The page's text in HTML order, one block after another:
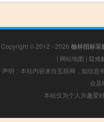
Copyright © 2012 - 2026 榆林招标采
| 网站地图 | 疑难
声明：本站内容来自互联网，如信息
会及
本站仅为个人兴趣爱